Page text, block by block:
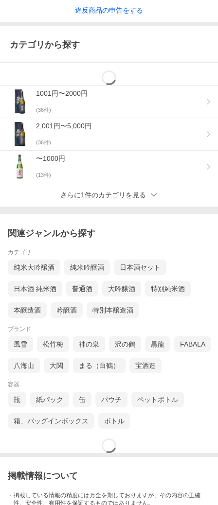
違反商品の申告をする
カテゴリから探す
1001円〜2000円
(36件)
2,001円〜5,000円
(36件)
〜1000円
(13件)
さらに1件のカテゴリを見る
関連ジャンルから探す
カテゴリ
純米大吟醸酒 純米吟醸酒 日本酒セット
日本酒 純米酒 普通酒 大吟醸酒 特別純米酒
本醸造酒 吟醸酒 特別本醸造酒
ブランド
風雪 松竹梅 神の泉 沢の鶴 黒龍 FABALA
八海山 大関 まる（白鶴） 宝酒造
容器
瓶 紙パック 缶 パウチ ペットボトル
箱、バッグインボックス ボトル
掲載情報について
・掲載している情報の精度には万全を期しておりますが、その内容の正確
性、安全性、有用性を保証するものではありません。